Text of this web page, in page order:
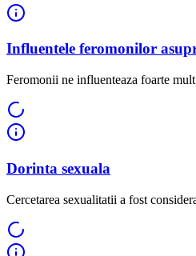
Influentele feromonilor
Feromonii ne influenteaza foarte
Dorinta sexuala
Cercetarea sexualitatii a fost